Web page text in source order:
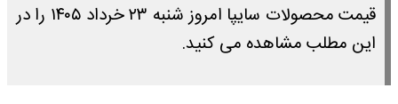
قیمت محصولات سایپا امروز شنبه ۲۳ خرداد ۱۴۰۵ را در
این مطلب مشاهده می کنید.